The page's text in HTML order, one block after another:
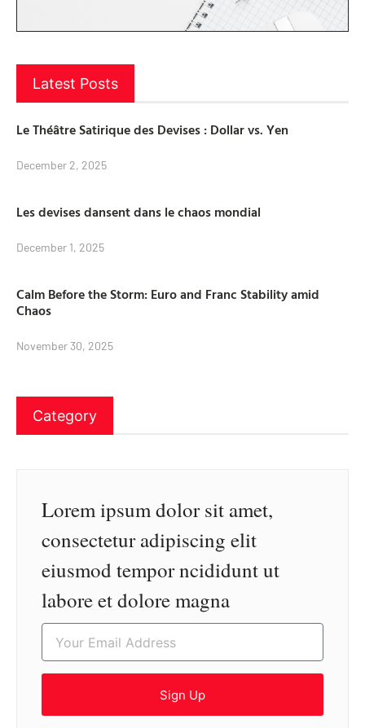
Latest Posts
Le Théâtre Satirique des Devises : Dollar vs. Yen
December 2, 2025
Les devises dansent dans le chaos mondial
December 1, 2025
Calm Before the Storm: Euro and Franc Stability amid
Chaos
November 30, 2025
Category
Lorem ipsum dolor sit amet,
consectetur adipiscing elit
eiusmod tempor ncididunt ut
labore et dolore magna
Sign Up